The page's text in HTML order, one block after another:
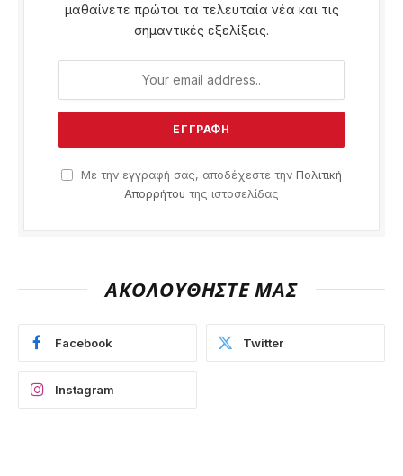
μαθαίνετε πρώτοι τα τελευταία νέα και τις
σημαντικές εξελίξεις.
Με την εγγραφή σας, αποδέχεστε την Πολιτική
Απορρήτου της ιστοσελίδας
ΑΚΟΛΟΥΘΗΣΤΕ ΜΑΣ
Facebook Twitter
Instagram